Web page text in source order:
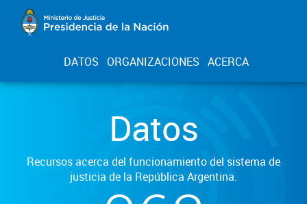
DATOS ORGANIZACIONES ACERCA
Datos
Recursos acerca del funcionamiento del sistema de
justicia de la República Argentina.